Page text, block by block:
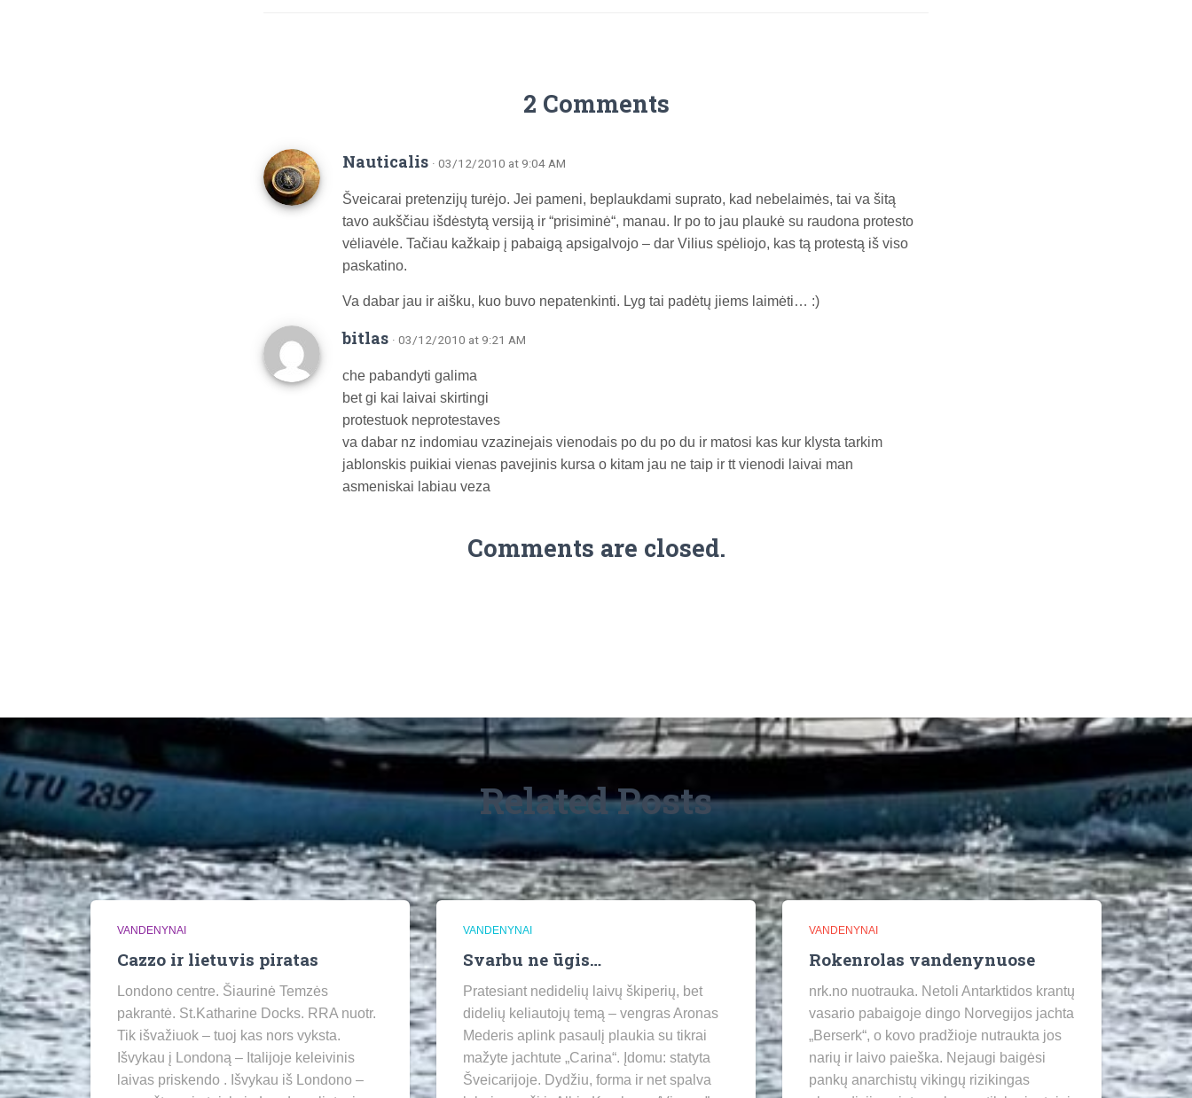
2 Comments
Nauticalis · 03/12/2010 at 9:04 AM
Šveicarai pretenzijų turėjo. Jei pameni, beplaukdami suprato, kad nebelaimės, tai va šitą
tavo aukščiau išdėstytą versiją ir “prisiminė“, manau. Ir po to jau plaukė su raudona protesto
vėliavėle. Tačiau kažkaip į pabaigą apsigalvojo – dar Vilius spėliojo, kas tą protestą iš viso
paskatino.
Va dabar jau ir aišku, kuo buvo nepatenkinti. Lyg tai padėtų jiems laimėti… :)
bitlas · 03/12/2010 at 9:21 AM
che pabandyti galima
bet gi kai laivai skirtingi
protestuok neprotestaves
va dabar nz indomiau vzazinejais vienodais po du po du ir matosi kas kur klysta tarkim
jablonskis puikiai vienas pavejinis kursa o kitam jau ne taip ir tt vienodi laivai man
asmeniskai labiau veza
Comments are closed.
Related Posts
VANDENYNAI
Cazzo ir lietuvis piratas
Londono centre. Šiaurinė Temzės
pakrantė. St.Katharine Docks. RRA nuotr.
Tik išvažiuok – tuoj kas nors vyksta.
Išvykau į Londoną – Italijoje keleivinis
laivas priskendo . Išvykau iš Londono –
VANDENYNAI
Svarbu ne ūgis…
Pratesiant nedidelių laivų škiperių, bet
didelių keliautojų temą – vengras Aronas
Mederis aplink pasaulį plaukia su tikrai
mažyte jachtute „Carina“. Įdomu: statyta
Šveicarijoje. Dydžiu, forma ir net spalva
VANDENYNAI
Rokenrolas vandenynuose
nrk.no nuotrauka. Netoli Antarktidos krantų
vasario pabaigoje dingo Norvegijos jachta
„Berserk“, o kovo pradžioje nutraukta jos
narių ir laivo paieška. Nejaugi baigėsi
pankų anarchistų vikingų rizikingas